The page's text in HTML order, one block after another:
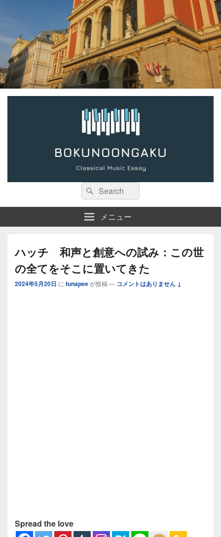
検
索:
検
索
メニュー
ハッチ 和声と創意への試み：この世
の全てをそこに置いてきた
2024年5月20日 に funapeeが投稿 — コメントはありません ↓
Spread the love